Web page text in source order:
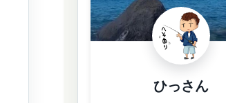
ひっさん